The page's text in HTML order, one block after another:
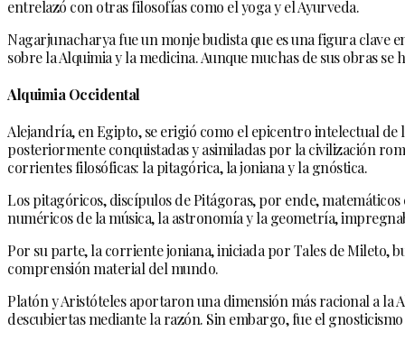
entrelazó con otras filosofías como el yoga y el Ayurveda.
Nagarjunacharya fue un monje budista que es una figura clave
sobre la Alquimia y la medicina. Aunque muchas de sus obras
Alquimia Occidental
Alejandría, en Egipto, se erigió como el epicentro intelectual
posteriormente conquistadas y asimiladas por la civilización
corrientes filosóficas: la pitagórica, la joniana y la gnóstica.
Los pitagóricos, discípulos de Pitágoras, por ende,
numéricos de la música, la astronomía y la geometría,
Por su parte, la corriente joniana, iniciada por Tales de Mileto,
comprensión material del mundo.
Platón y Aristóteles aportaron una dimensión más racional a la
descubiertas mediante la razón. Sin embargo, fue el